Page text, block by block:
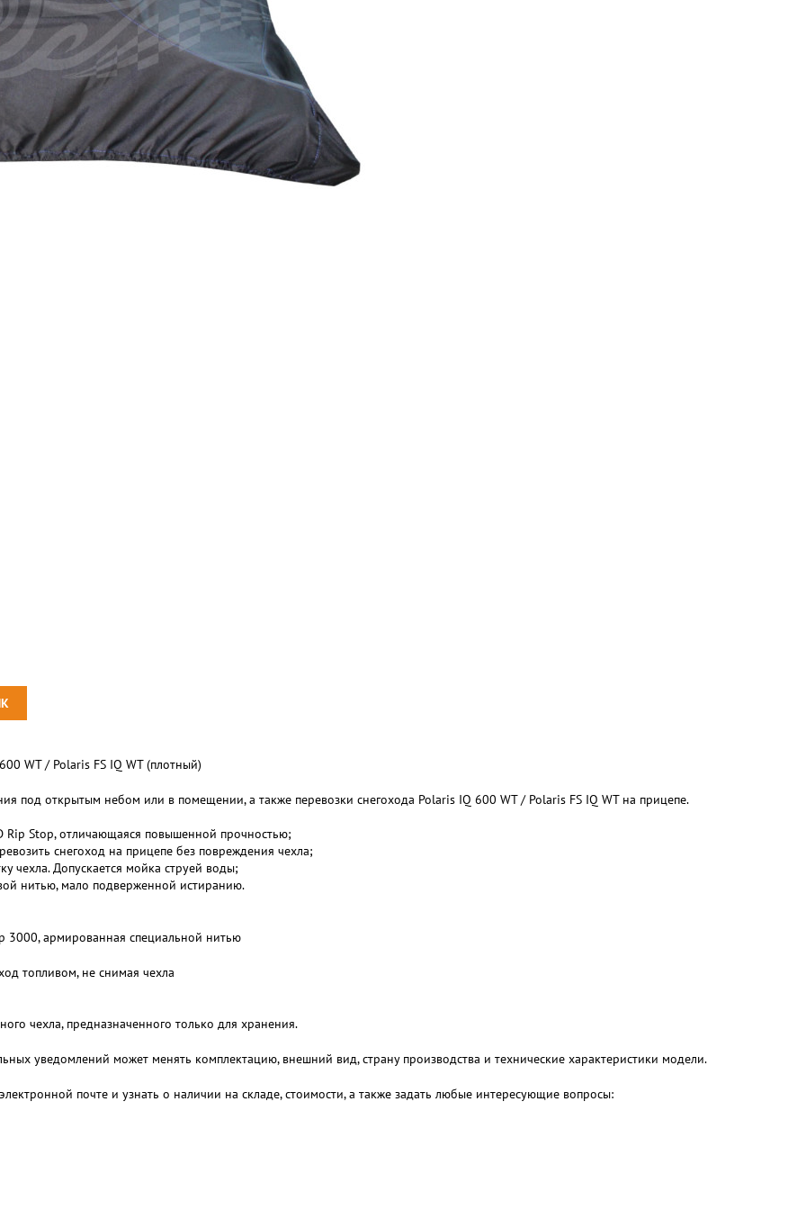
WT / Polaris FS IQ WT (плотный)
под открытым небом или в помещении, а также перевозки снегохода Polaris IQ 600 WT / Polaris FS IQ WT на прицепе.
Stop, отличающаяся повышенной прочностью;
снегоход на прицепе без повреждения чехла;
чехла. Допускается мойка струей воды;
нитью, мало подверженной истиранию.
3000, армированная специальной нитью
топливом, не снимая чехла
чехла, предназначенного только для хранения.
уведомлений может менять комплектацию, внешний вид, страну производства и технические характеристики модели.
почте и узнать о наличии на складе, стоимости, а также задать любые интересующие вопросы: